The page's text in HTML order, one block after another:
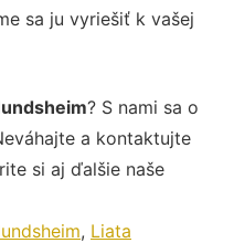
sa ju vyriešiť k vašej
? S nami sa o
a kontaktujte
si aj ďalšie naše
, Liata